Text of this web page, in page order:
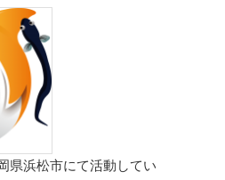
県浜松市にて活動してい